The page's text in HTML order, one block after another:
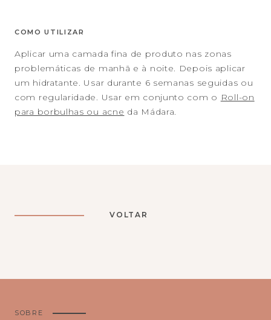
COMO UTILIZAR
Aplicar uma camada fina de produto nas zonas
problemáticas de manhã e à noite. Depois aplicar
um hidratante. Usar durante 6 semanas seguidas ou
com regularidade. Usar em conjunto com o Roll-on
para borbulhas ou acne da Mádara.
VOLTAR
SOBRE